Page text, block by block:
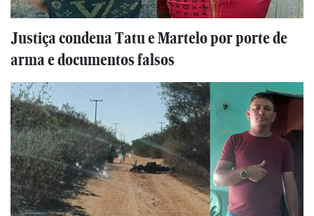
Justiça condena Tatu e Martelo por porte de
arma e documentos falsos